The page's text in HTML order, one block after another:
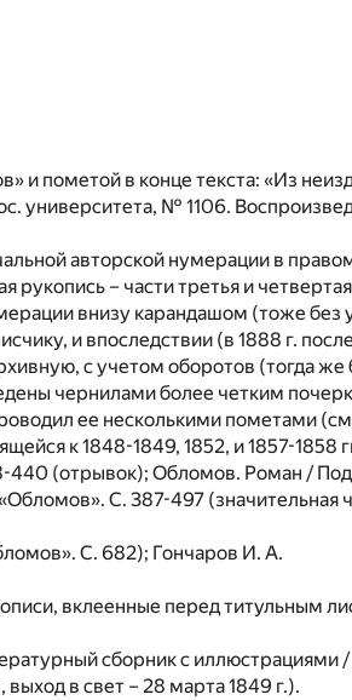
и пометой в конце текста: «Из
университета, № 1106.
авторской нумерации в
рукопись – части третья и
внизу карандашом (тоже без
и впоследствии (в 1888 г. после
с учетом оборотов (тогда же
чернилами более четким
ее несколькими пометами
к 1848-1849, 1852, и 1857-1858
440 (отрывок); Обломов. Роман /
С. 387-497 (значительная
С. 682); Гончаров И. А.
вклеенные перед титульным
сборник с иллюстрациями
в свет – 28 марта 1849 г.).